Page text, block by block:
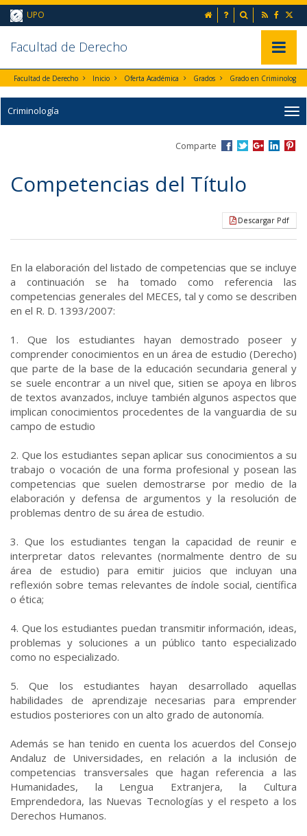
Ir al contenido principal de la página (alt + s)
Ir a la cabecera de la página (alt + c)
Ir al pie de la página (alt + p)
Ir al menú principal (alt + u)
UPO inicio Preguntas
Buscador
Facultad de Derecho
Facultad de Derecho Inicio Oferta Académica Grados Grado en Criminología
Criminología
Comparte
Competencias del Título
Descargar Pdf
En la elaboración del listado de competencias que se incluye
a continuación se ha tomado como referencia las
competencias generales del MECES, tal y como se describen
en el R. D. 1393/2007:
1. Que los estudiantes hayan demostrado poseer y
comprender conocimientos en un área de estudio (Derecho)
que parte de la base de la educación secundaria general y
se suele encontrar a un nivel que, sitien se apoya en libros
de textos avanzados, incluye también algunos aspectos que
implican conocimientos procedentes de la vanguardia de su
campo de estudio
2. Que los estudiantes sepan aplicar sus conocimientos a su
trabajo o vocación de una forma profesional y posean las
competencias que suelen demostrarse por medio de la
elaboración y defensa de argumentos y la resolución de
problemas dentro de su área de estudio.
3. Que los estudiantes tengan la capacidad de reunir e
interpretar datos relevantes (normalmente dentro de su
área de estudio) para emitir juicios que incluyan una
reflexión sobre temas relevantes de índole social, científica
o ética;
4. Que los estudiantes puedan transmitir información, ideas,
problemas y soluciones a un público tanto especializado
como no especializado.
5. Que los estudiantes hayan desarrollado aquellas
habilidades de aprendizaje necesarias para emprender
estudios posteriores con un alto grado de autonomía.
Además se han tenido en cuenta los acuerdos del Consejo
Andaluz de Universidades, en relación a la inclusión de
competencias transversales que hagan referencia a las
Humanidades, la Lengua Extranjera, la Cultura
Emprendedora, las Nuevas Tecnologías y el respeto a los
Derechos Humanos.